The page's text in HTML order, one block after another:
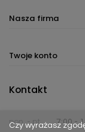
Nasza firma
Twoje konto
Czy wyrażasz
Kontakt
pon. - pt.
7:00 -